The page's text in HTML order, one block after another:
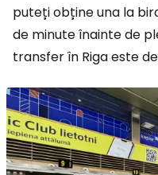
puteți obține una la
de minute înainte de
transfer în Riga este